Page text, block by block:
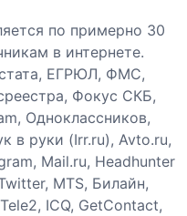
по примерно 30
в интернете.
ЕГРЮЛ, ФМС,
Фокус СКБ,
Одноклассников,
в руки (Irr.ru), Avto.ru,
Mail.ru, Headhunter
MTS, Билайн,
ICQ, GetContact,